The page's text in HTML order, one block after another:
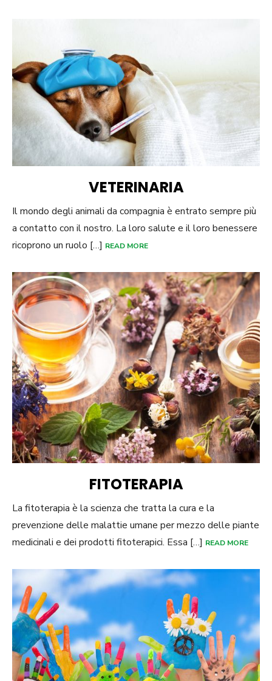
VETERINARIA
Il mondo degli animali da compagnia è entrato sempre più
a contatto con il nostro. La loro salute e il loro benessere
ricoprono un ruolo […] READ MORE
FITOTERAPIA
La fitoterapia è la scienza che tratta la cura e la
prevenzione delle malattie umane per mezzo delle piante
medicinali e dei prodotti fitoterapici. Essa […] READ MORE